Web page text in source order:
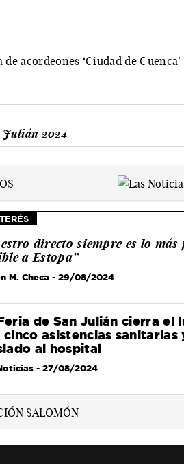
acordeones ‘Ciudad de
Julián 2024
directo siempre es lo más
a Estopa”
M. Checa- 29/08/2024
de San Julián cierra el
cinco asistencias sanitarias
al hospital
- 27/08/2024